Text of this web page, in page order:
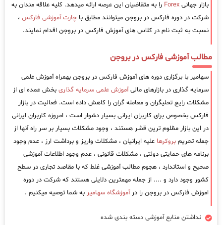
بازار جهانی Forex را به متقاضیان این عرصه ارائه میدهد. کلیه علاقه مندان به
شرکت در دوره فارکس در بروجن میتوانند مطابق با چارت آموزشی فارکس ،
نسبت به ثبت نام در کلاس های آموزش فارکس در بروجن اقدام نمایند.
مطالب آموزشی فارکس در بروجن
سهامیر با برگزاری دوره های آموزش فارکس در بروجن بهمراه آموزش علمی
سرمایه گذاری در بازارهای مالیآموزش علمی سرمایه گذاری بخش عمده ای از
مشکلات رایج تحلیگران و معامله گران را کاهش داده است. فعالیت در بازار
فارکس بخصوص برای کاربران ایرانی بسیار دشوار است ، امروزه کاربران ایرانی
در این بازار مظلوم ترین قشر هستند ، وجود مشکلات بسیار بر سر راه آنها از
جمله تحریم بروکرها علیه ایرانیان ، مشکلات واریز و برداشت ارز ، عدم وجود
برنامه های حمایتی دولتی ، مشکلات قانونی ، عدم وجود اطلاعات آموزشی
صحیح و استاندارد ، هجوم مطالب آموزشی غلط که با مقاصد تجاری در سطح
کشور وجود دارد و .... از جمله مهمترین دلایلی هستند که شرکت در دوره
اموزش فارکس در بروجن را درآموزشگاه سهامیر به شما توصیه میکنیم .
نداشتن منابع آموزشی دسته بندی شده